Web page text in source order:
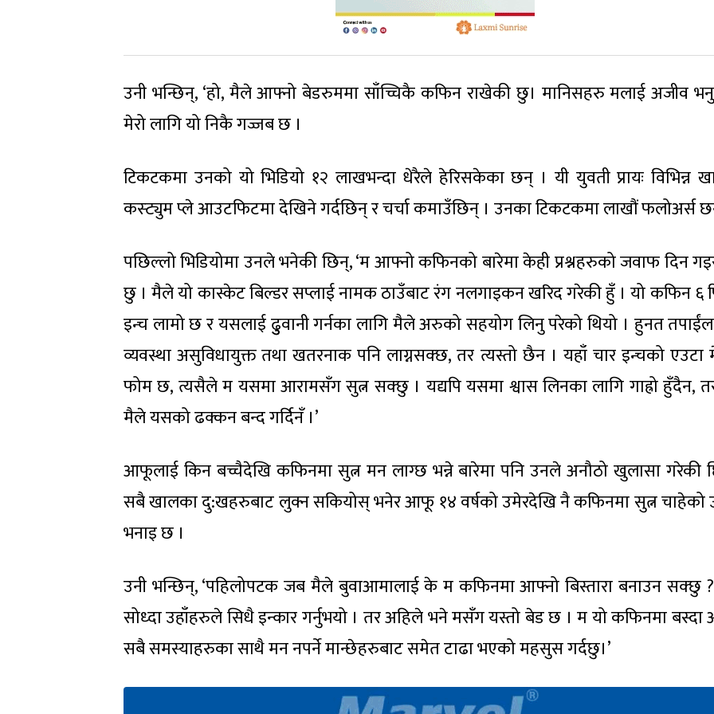
उनी भन्छिन्, ‘हो, मैले आफ्नो बेडरुममा साँच्चिकै कफिन राखेकी छु। मानिसहरु मलाई अजीव
मेरो लागि यो निकै गज्जब छ ।
टिकटकमा उनको यो भिडियो १२ लाखभन्दा धेरैले हेरिसकेका छन् । यी युवती प्रायः विभिन्न
कस्ट्युम प्ले आउटफिटमा देखिने गर्दछिन् र चर्चा कमाउँछिन् । उनका टिकटकमा लाखौं फलोअर्स
पछिल्लो भिडियोमा उनले भनेकी छिन्, ‘म आफ्नो कफिनको बारेमा केही प्रश्नहरुको जवाफ दिन
छु । मैले यो कास्केट बिल्डर सप्लाई नामक ठाउँबाट रंग नलगाइकन खरिद गरेकी हुँ । यो कफिन ६
इन्च लामो छ र यसलाई ढुुवानी गर्नका लागि मैले अरुको सहयोग लिनु परेको थियो । हुनत
व्यवस्था असुविधायुक्त तथा खतरनाक पनि लाग्नसक्छ, तर त्यस्तो छैन । यहाँ चार इन्चको एउटा
फोम छ, त्यसैले म यसमा आरामसँग सुत्न सक्छु । यद्यपि यसमा श्वास लिनका लागि गाह्रो हुँदैन,
मैले यसको ढक्कन बन्द गर्दिनँ ।’
आफूलाई किन बच्चैदेखि कफिनमा सुत्न मन लाग्छ भन्ने बारेमा पनि उनले अनौठो खुलासा गरेकी
सबै खालका दु:खहरुबाट लुक्न सकियोस् भनेर आफू १४ वर्षको उमेरदेखि नै कफिनमा सुत्न चाहेको
भनाइ छ ।
उनी भन्छिन्, ‘पहिलोपटक जब मैले बुवाआमालाई के म कफिनमा आफ्नो बिस्तारा बनाउन सक्छु
सोध्दा उहाँहरुले सिधै इन्कार गर्नुभयो । तर अहिले भने मसँग यस्तो बेड छ । म यो कफिनमा बस्दा
सबै समस्याहरुका साथै मन नपर्ने मान्छेहरुबाट समेत टाढा भएको महसुस गर्दछु।’